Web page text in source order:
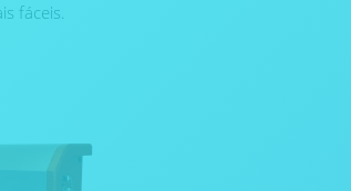
fáceis.